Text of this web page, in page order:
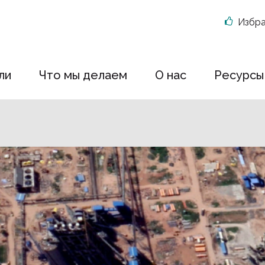
Что мы делаем О нас Ресурсы